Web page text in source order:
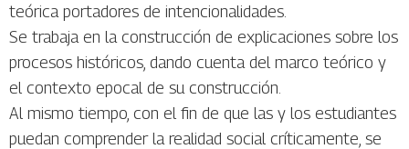
teórica portadores de intencionalidades.
Se trabaja en la construcción de explicaciones sobre los
procesos históricos, dando cuenta del marco teórico y
el contexto epocal de su construcción.
Al mismo tiempo, con el fin de que las y los estudiantes
puedan comprender la realidad social críticamente, se